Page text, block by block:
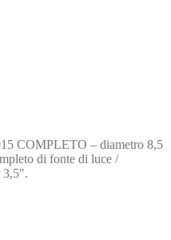
COMPLETO – diametro 8,5
di fonte di luce /